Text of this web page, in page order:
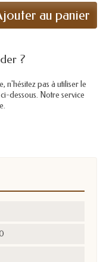
au panier
?
n'hésitez pas à utiliser le
dessous. Notre service